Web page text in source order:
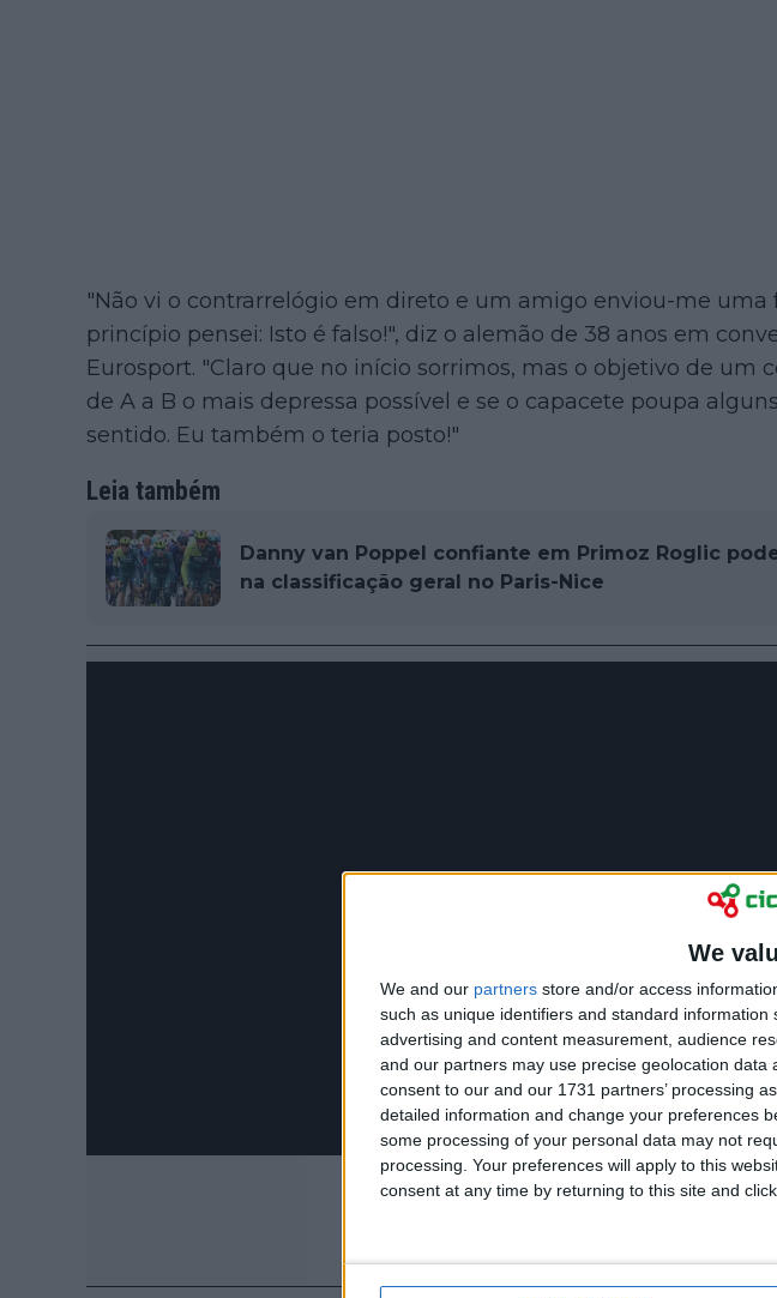
We
We and our partners store and/or access
such as unique identifiers and standard
advertising and content measurement, audience
and our partners may use precise geolocation
consent to our and our 1731 partners’ processing
detailed information and change your preferences
some processing of your personal data may not
processing. Your preferences will apply to this
consent at any time by returning to this site and
"Não vi o contrarrelógio em direto e um amigo enviou-me uma
princípio pensei: Isto é falso!", diz o alemão de 38 anos em
Eurosport. "Claro que no início sorrimos, mas o objetivo de um
de A a B o mais depressa possível e se o capacete poupa
sentido. Eu também o teria posto!"
Leia também
Danny van Poppel confiante em Primoz Roglic
na classificação geral no Paris-Nice